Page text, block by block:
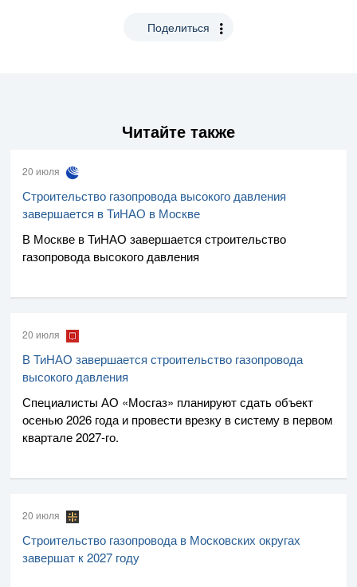
Поделиться
Читайте также
20 июля
Строительство газопровода высокого давления
завершается в ТиНАО в Москве
В Москве в ТиНАО завершается строительство
газопровода высокого давления
20 июля
В ТиНАО завершается строительство газопровода
высокого давления
Специалисты АО «Мосгаз» планируют сдать объект
осенью 2026 года и провести врезку в систему в первом
квартале2027-го.
20 июля
Строительство газопровода в Московских округах
завершат к 2027 году